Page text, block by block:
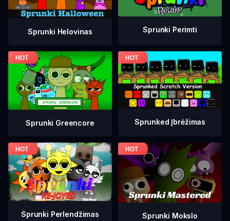
Sprunki Helovinas Sprunki Perimti
Sprunki Greencore Sprunked Įbrėžimas
Sprunki Perlendžimas Sprunki Mokslo